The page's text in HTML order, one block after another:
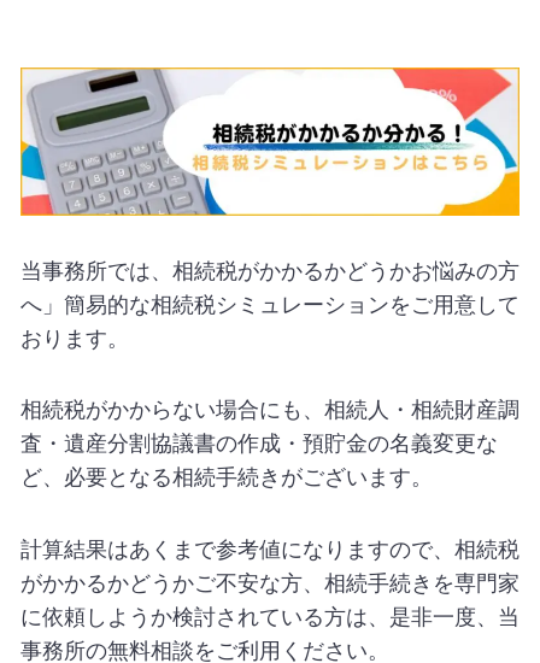
当事務所では、相続税がかかるかどうかお悩みの方
へ」簡易的な相続税シミュレーションをご用意して
おります。
相続税がかからない場合にも、相続人・相続財産調
査・遺産分割協議書の作成・預貯金の名義変更な
ど、必要となる相続手続きがございます。
計算結果はあくまで参考値になりますので、相続税
がかかるかどうかご不安な方、相続手続きを専門家
に依頼しようか検討されている方は、是非一度、当
事務所の無料相談をご利用ください。